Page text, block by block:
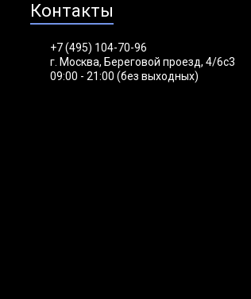
Контакты
+7 (495) 104-70-96
г. Москва, Береговой проезд, 4/6с3
09:00 - 21:00 (без выходных)